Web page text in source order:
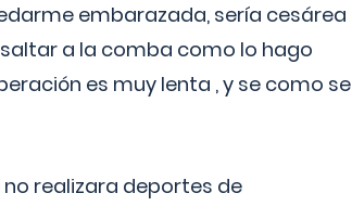
embarazada, sería cesárea
a la comba como lo hago
es muy lenta , y se como se
realizara deportes de